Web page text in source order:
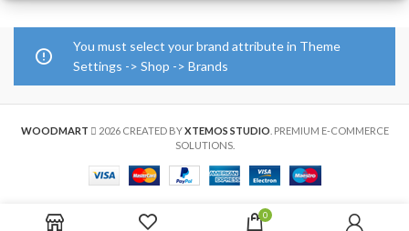
You must select your brand attribute in Theme
Settings -> Shop -> Brands
WOODMART 2026 CREATED BYXTEMOS STUDIO . PREMIUM E-COMMERCE
SOLUTIONS.
0